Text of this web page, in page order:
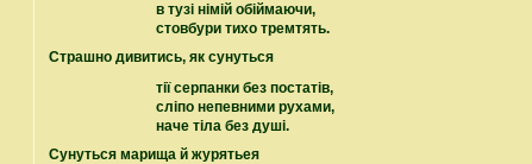
в тузі німій обіймаючи,
стовбури тихо тремтять.
Страшно дивитись, як сунуться
тії серпанки без постатів,
сліпо непевними рухами,
наче тіла без душі.
Сунуться марища й журятьея